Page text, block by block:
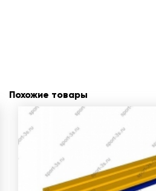
Похожие товары